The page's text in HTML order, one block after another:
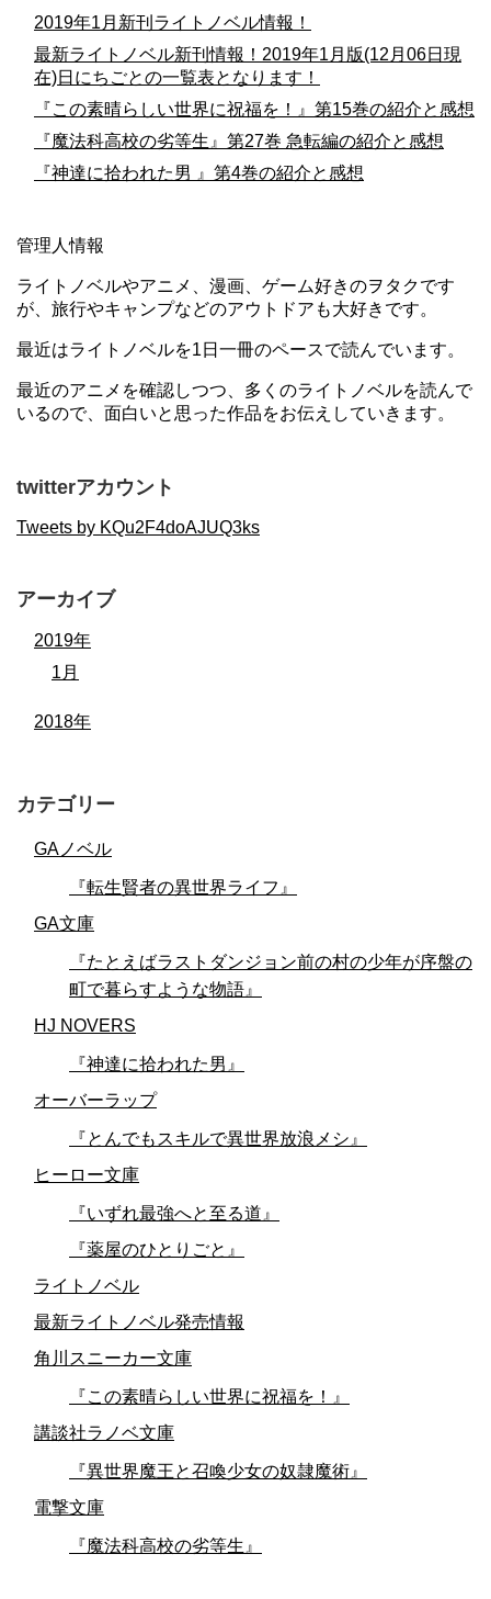
2019年1月新刊ライトノベル情報！
最新ライトノベル新刊情報！2019年1月版(12月06日現
在)日にちごとの一覧表となります！
『この素晴らしい世界に祝福を！』第15巻の紹介と感想
『魔法科高校の劣等生』第27巻 急転編の紹介と感想
『神達に拾われた男 』第4巻の紹介と感想
管理人情報
ライトノベルやアニメ、漫画、ゲーム好きのヲタクです
が、旅行やキャンプなどのアウトドアも大好きです。
最近はライトノベルを1日一冊のペースで読んでいます。
最近のアニメを確認しつつ、多くのライトノベルを読んで
いるので、面白いと思った作品をお伝えしていきます。
twitterアカウント
Tweets by KQu2F4doAJUQ3ks
アーカイブ
2019年
1月
2018年
カテゴリー
GAノベル
『転生賢者の異世界ライフ』
GA文庫
『たとえばラストダンジョン前の村の少年が序盤の
町で暮らすような物語』
HJ NOVERS
『神達に拾われた男』
オーバーラップ
『とんでもスキルで異世界放浪メシ』
ヒーロー文庫
『いずれ最強へと至る道』
『薬屋のひとりごと』
ライトノベル
最新ライトノベル発売情報
角川スニーカー文庫
『この素晴らしい世界に祝福を！』
講談社ラノベ文庫
『異世界魔王と召喚少女の奴隷魔術』
電撃文庫
『魔法科高校の劣等生』